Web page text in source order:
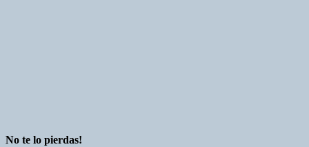
No te lo pierdas!